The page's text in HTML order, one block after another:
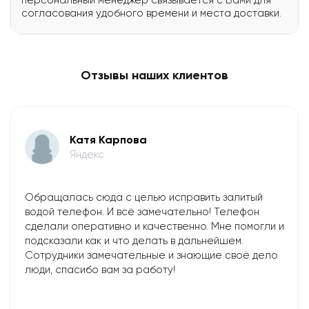
согласования удобного времени и места доставки.
Отзывы наших клиентов
Катя Карпова
Яндекс
Обращалась сюда с целью исправить залитый
водой телефон. И всё замечательно! Телефон
сделали оперативно и качественно. Мне помогли и
подсказали как и что делать в дальнейшем.
Сотрудники замечательные и знающие своё дело
люди, спасибо вам за работу!